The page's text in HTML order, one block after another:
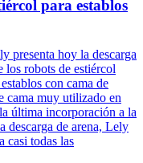
para establos
presenta hoy la descarga
los robots de estiércol
con cama de
cama muy utilizado en
última incorporación a la
descarga de arena, Lely
casi todas las